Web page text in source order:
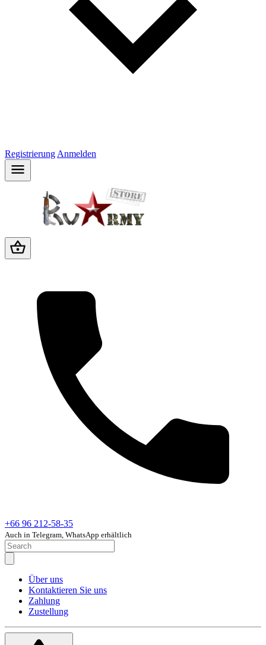
Registrierung Anmelden
+66 96 212-58-35
Auch in Telegram, WhatsApp erhältlich
Über uns
Kontaktieren Sie uns
Zahlung
Zustellung